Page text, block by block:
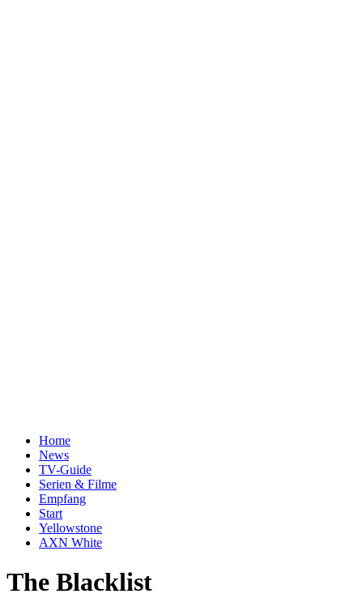
Home
News
TV-Guide
Serien & Filme
Empfang
Start
Yellowstone
AXN White
The Blacklist